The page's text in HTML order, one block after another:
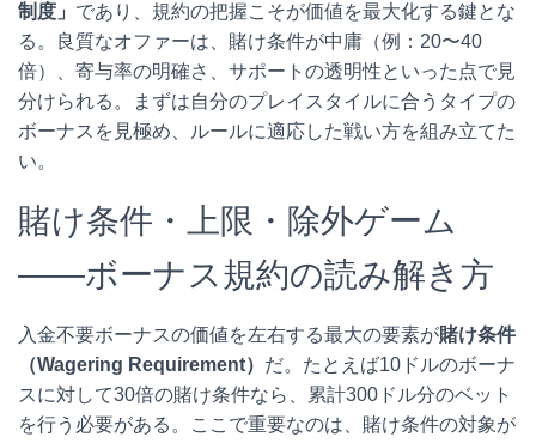
制度」 であり、規約の把握こそが価値を最大化する鍵とな
る。良質なオファーは、賭け条件が中庸（例：20〜40
倍）、寄与率の明確さ、サポートの透明性といった点で見
分けられる。まずは自分のプレイスタイルに合うタイプの
ボーナスを見極め、ルールに適応した戦い方を組み立てた
い。
賭け条件・上限・除外ゲーム
――ボーナス規約の読み解き方
入金不要ボーナスの価値を左右する最大の要素が賭け条件
（Wagering Requirement） だ。たとえば10ドルのボーナ
スに対して30倍の賭け条件なら、累計300ドル分のベット
を行う必要がある。ここで重要なのは、賭け条件の対象が